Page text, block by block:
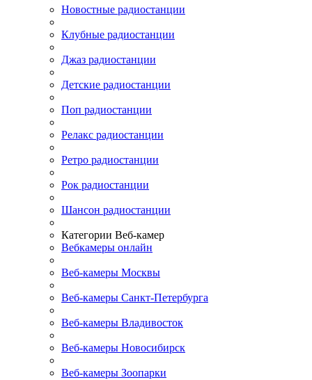
Новостные радиостанции
Клубные радиостанции
Джаз радиостанции
Детские радиостанции
Поп радиостанции
Релакс радиостанции
Ретро радиостанции
Рок радиостанции
Шансон радиостанции
Категории Веб-камер
Вебкамеры онлайн
Веб-камеры Москвы
Веб-камеры Санкт-Петербурга
Веб-камеры Владивосток
Веб-камеры Новосибирск
Веб-камеры Зоопарки